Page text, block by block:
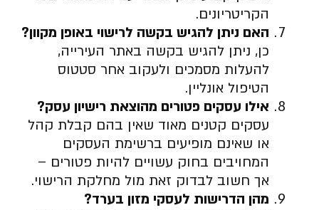
הקריטריונים.
האם ניתן להגיש בקשה לרישוי באופן מקוון?
כן, ניתן להגיש בקשה באתר העירייה,
להעלות מסמכים ולעקוב אחר סטטוס
הטיפול אונליין.
אילו עסקים פטורים מהוצאת רישיון עסק?
עסקים קטנים מאוד שאין בהם קבלת קהל
או שאינם מופיעים ברשימת העסקים
המחויבים בחוק עשויים להיות פטורים –
אך חשוב לבדוק זאת מול מחלקת הרישוי.
מהן הדרישות לעסקי מזון בערד?